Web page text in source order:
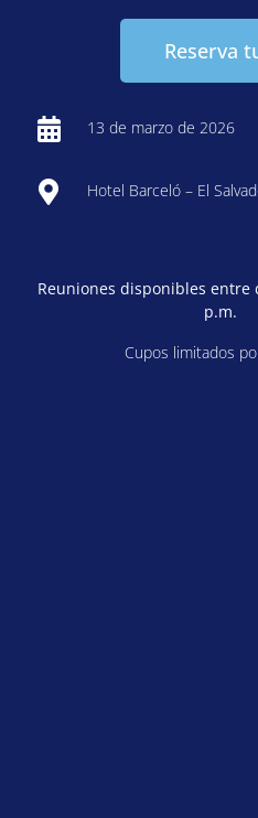
Reserva
13 de marzo de 2026
Hotel Barceló – El
Reuniones disponibles entre
p.m.
Cupos limitados